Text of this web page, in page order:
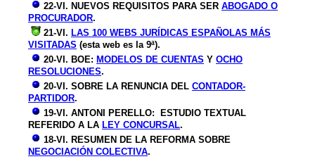
22-VI. NUEVOS REQUISITOS PARA SER ABOGADO O
PROCURADOR.
21-VI. LAS 100 WEBS JURÍDICAS ESPAÑOLAS MÁS
VISITADAS (esta web es la 9ª).
20-VI. BOE: MODELOS DE CUENTAS Y OCHO
RESOLUCIONES.
20-VI. SOBRE LA RENUNCIA DEL CONTADOR-
PARTIDOR.
19-VI. ANTONI PERELLO: ESTUDIO TEXTUAL
REFERIDO A LA LEY CONCURSAL.
18-VI. RESUMEN DE LA REFORMA SOBRE
NEGOCIACIÓN COLECTIVA.